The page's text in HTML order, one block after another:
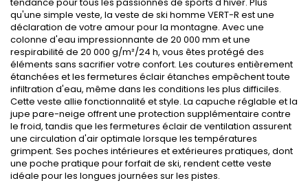
qu'une simple veste, la veste de ski homme VERT-R est une
déclaration de votre amour pour la montagne. Avec une
colonne d'eau impressionnante de 20 000 mm et une
respirabilité de 20 000 g/m²/24 h, vous êtes protégé des
éléments sans sacrifier votre confort. Les coutures entièrement
étanchées et les fermetures éclair étanches empêchent toute
infiltration d'eau, même dans les conditions les plus difficiles.
Cette veste allie fonctionnalité et style. La capuche réglable et la
jupe pare-neige offrent une protection supplémentaire contre
le froid, tandis que les fermetures éclair de ventilation assurent
une circulation d'air optimale lorsque les températures
grimpent. Ses poches intérieures et extérieures pratiques, dont
une poche pratique pour forfait de ski, rendent cette veste
idéale pour les longues journées sur les pistes.